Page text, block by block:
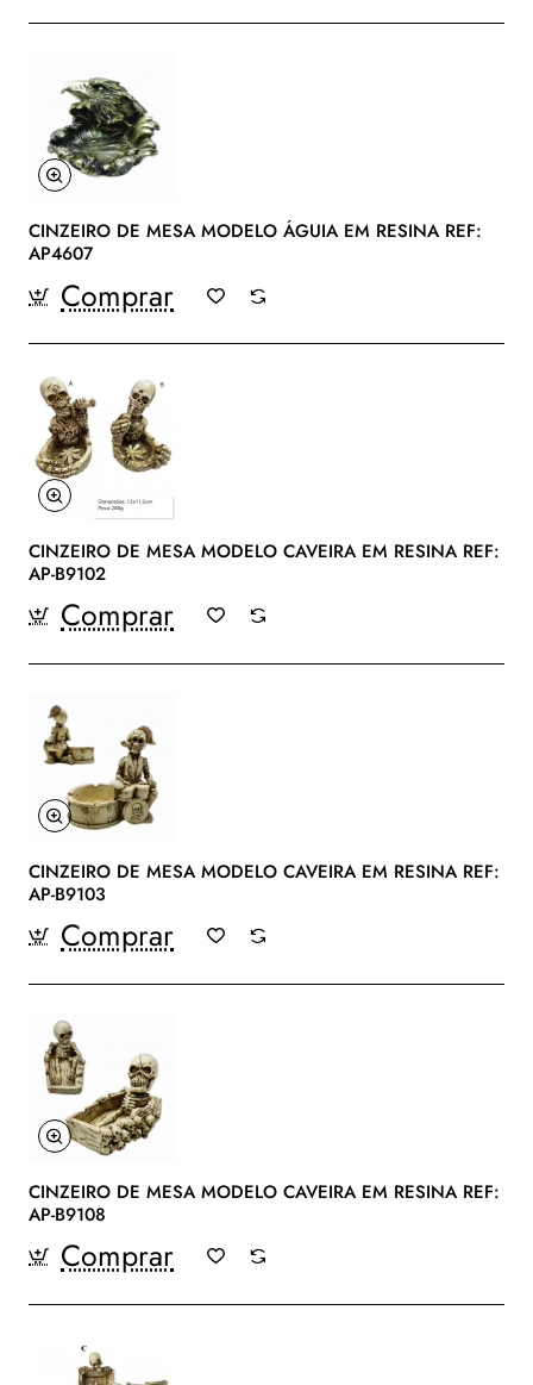
CINZEIRO DE MESA MODELO ÁGUIA EM RESINA REF:
AP4607
Comprar
CINZEIRO DE MESA MODELO CAVEIRA EM RESINA REF:
AP-B9102
Comprar
CINZEIRO DE MESA MODELO CAVEIRA EM RESINA REF:
AP-B9103
Comprar
CINZEIRO DE MESA MODELO CAVEIRA EM RESINA REF:
AP-B9108
Comprar